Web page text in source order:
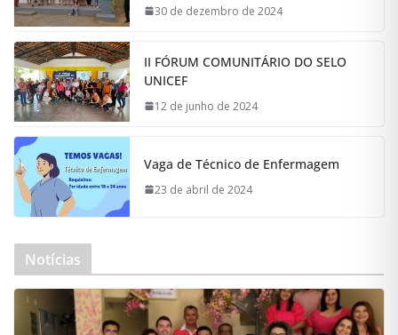
30 de dezembro de 2024
II FÓRUM COMUNITÁRIO DO SELO
UNICEF
12 de junho de 2024
Vaga de Técnico de Enfermagem
23 de abril de 2024
Notícias